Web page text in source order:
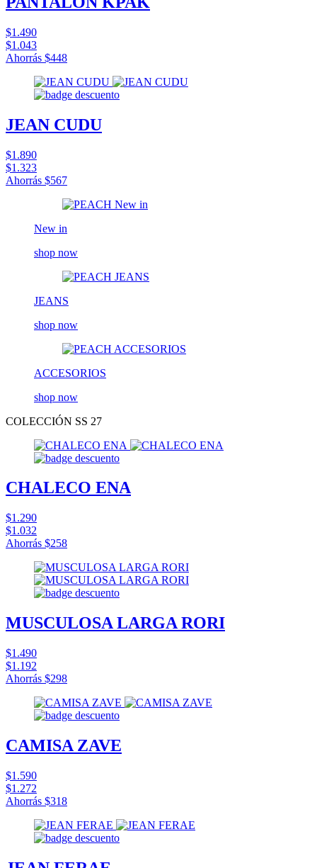
$1.490
$1.043
Ahorrás $448
JEAN CUDU
$1.890
$1.323
Ahorrás $567
New in
shop now
JEANS
shop now
ACCESORIOS
shop now
COLECCIÓN SS 27
CHALECO ENA
$1.290
$1.032
Ahorrás $258
MUSCULOSA LARGA RORI
$1.490
$1.192
Ahorrás $298
CAMISA ZAVE
$1.590
$1.272
Ahorrás $318